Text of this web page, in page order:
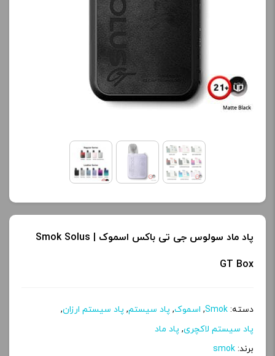
پاد ماد سولوس جی تی باکس اسموک | Smok Solus
GT Box
دسته: Smok
, اسموک, پاد سیستم, پاد سیستم ارزان,
پاد سیستم لاکچری, پاد ماد
برند: smok